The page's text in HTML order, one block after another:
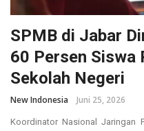
SPMB di Jabar
60 Persen Siswa
Sekolah Negeri
New Indonesia Juni 25, 2026
Koordinator Nasional Jaringan